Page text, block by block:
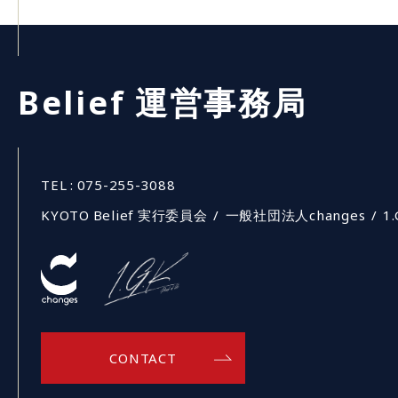
Belief 運営事務局
TEL : 075-255-3088
KYOTO Belief 実行委員会
一般社団法人changes
CONTACT